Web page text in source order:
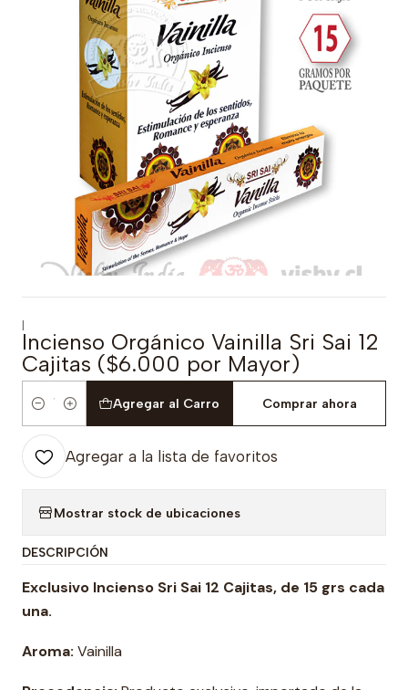
|
Incienso Orgánico Vainilla Sri Sai 12
Cajitas ($6.000 por Mayor)
Cantidad
Agregar al Carro Comprar ahora
Agregar a la lista de favoritos
Mostrar stock de ubicaciones
DESCRIPCIÓN
Exclusivo Incienso Sri Sai 12 Cajitas, de 15 grs cada
una.
Aroma: Vainilla